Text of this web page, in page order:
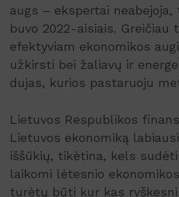
augs – ekspertai
buvo 2022-aisiais. Greičiau
efektyviam ekonomikos
užkirsti bei žaliavų ir
dujas, kurios pastaruoju
Lietuvos Respublikos
Lietuvos ekonomiką
iššūkių, tikėtina, kels
laikomi lėtesnio
turėtų būti kur kas